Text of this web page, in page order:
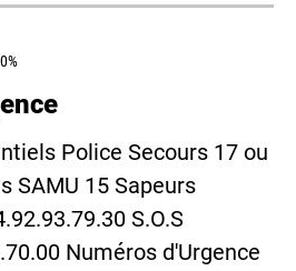
Police Secours 17 ou
SAMU 15 Sapeurs
S.O.S
Numéros d'Urgence